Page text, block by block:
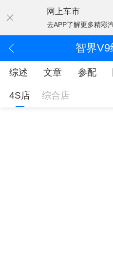
网上车市
去APP了解更多精彩
智界V9
综述 文章 参配
4S店 综合店